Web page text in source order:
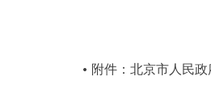
附件：北京市人民